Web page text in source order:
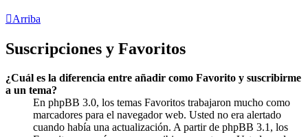
Arriba
Suscripciones y Favoritos
¿Cuál es la diferencia entre añadir como Favorito y suscribirme
a un tema?
En phpBB 3.0, los temas Favoritos trabajaron mucho como
marcadores para el navegador web. Usted no era alertado
cuando había una actualización. A partir de phpBB 3.1, los